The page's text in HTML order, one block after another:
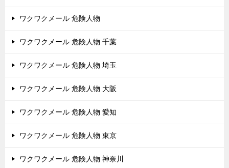
ワクワクメール 危険人物
ワクワクメール 危険人物 千葉
ワクワクメール 危険人物 埼玉
ワクワクメール 危険人物 大阪
ワクワクメール 危険人物 愛知
ワクワクメール 危険人物 東京
ワクワクメール 危険人物 神奈川